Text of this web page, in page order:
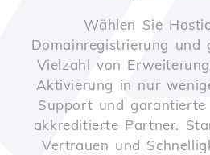
Wählen Sie
Domainregistrierung und
Vielzahl von
Aktivierung in nur
Support und garantierte
akkreditierte Partner.
Vertrauen und